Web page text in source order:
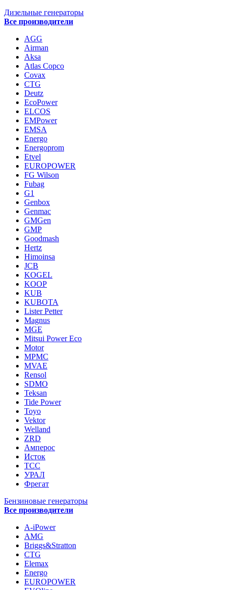
Дизельные генераторы
Все производители
AGG
Airman
Aksa
Atlas Copco
Covax
CTG
Deutz
EcoPower
ELCOS
EMPower
EMSA
Energo
Energoprom
Etvel
EUROPOWER
FG Wilson
Fubag
G1
Genbox
Genmac
GMGen
GMP
Goodmash
Hertz
Himoinsa
JCB
KOGEL
KOOP
KUB
KUBOTA
Lister Petter
Magnus
MGE
Mitsui Power Eco
Motor
MPMC
MVAE
Rensol
SDMO
Teksan
Tide Power
Toyo
Vektor
Welland
ZRD
Амперос
Исток
ТСС
УРАЛ
Фрегат
Бензиновые генераторы
Все производители
A-iPower
AMG
Briggs&Stratton
CTG
Elemax
Energo
EUROPOWER